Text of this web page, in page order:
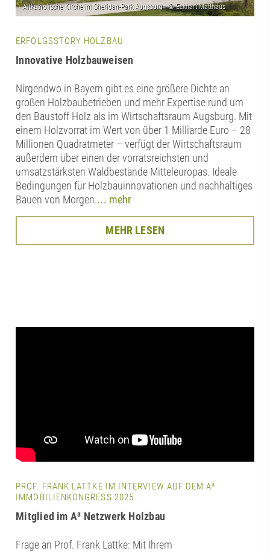
ERFOLGSSTORY HOLZBAU
Innovative Holzbauweisen
Nirgendwo in Bayern gibt es eine größere Dichte an
großen Holzbaubetrieben und mehr Expertise rund um
den Baustoff Holz als im Wirtschaftsraum Augsburg. Mit
einem Holzvorrat im Wert von über 1 Milliarde Euro – 28
Millionen Quadratmeter – verfügt der Wirtschaftsraum
außerdem über einen der vorratsreichsten und
umsatzstärksten Waldbestände Mitteleuropas. Ideale
Bedingungen für Holzbauinnovationen und nachhaltiges
Bauen von Morgen.... mehr
MEHR LESEN
PROF. FRANK LATTKE IM INTERVIEW AUF DEM A³
IMMOBILIENKONGRESS 2025
Mitglied im A³ Netzwerk Holzbau
Frage an Prof. Frank Lattke: Mit Ihrem